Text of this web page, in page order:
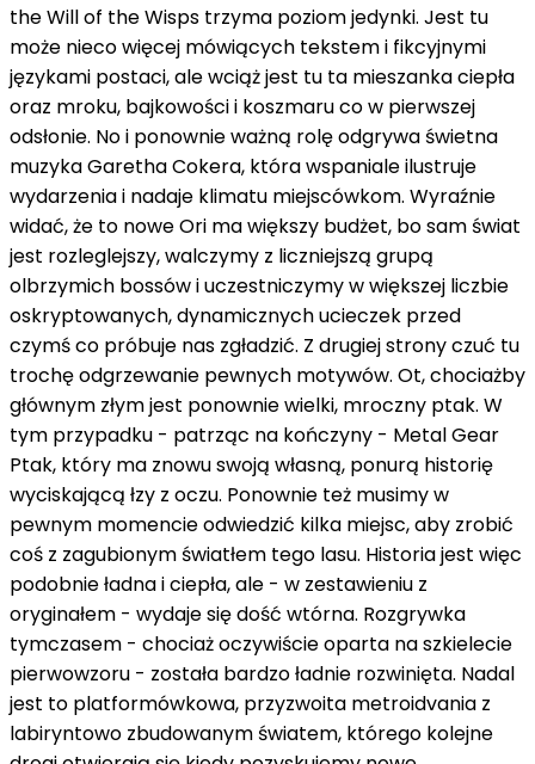
the Will of the Wisps trzyma poziom jedynki. Jest tu
może nieco więcej mówiących tekstem i fikcyjnymi
językami postaci, ale wciąż jest tu ta mieszanka ciepła
oraz mroku, bajkowości i koszmaru co w pierwszej
odsłonie. No i ponownie ważną rolę odgrywa świetna
muzyka Garetha Cokera, która wspaniale ilustruje
wydarzenia i nadaje klimatu miejscówkom. Wyraźnie
widać, że to nowe Ori ma większy budżet, bo sam świat
jest rozleglejszy, walczymy z liczniejszą grupą
olbrzymich bossów i uczestniczymy w większej liczbie
oskryptowanych, dynamicznych ucieczek przed
czymś co próbuje nas zgładzić. Z drugiej strony czuć tu
trochę odgrzewanie pewnych motywów. Ot, chociażby
głównym złym jest ponownie wielki, mroczny ptak. W
tym przypadku - patrząc na kończyny - Metal Gear
Ptak, który ma znowu swoją własną, ponurą historię
wyciskającą łzy z oczu. Ponownie też musimy w
pewnym momencie odwiedzić kilka miejsc, aby zrobić
coś z zagubionym światłem tego lasu. Historia jest więc
podobnie ładna i ciepła, ale - w zestawieniu z
oryginałem - wydaje się dość wtórna. Rozgrywka
tymczasem - chociaż oczywiście oparta na szkielecie
pierwowzoru - została bardzo ładnie rozwinięta. Nadal
jest to platformówkowa, przyzwoita metroidvania z
labiryntowo zbudowanym światem, którego kolejne